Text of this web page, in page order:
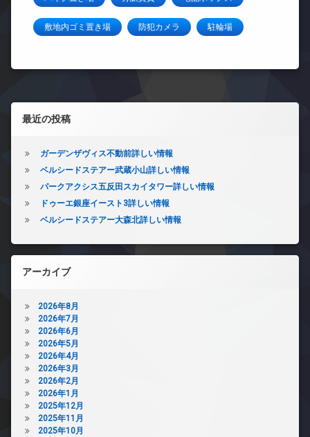
敷地内ゴミ置き場 防犯カメラ 駐輪場
左サイドバー
最近の投稿
ガーデンザヴィス不動前詳しい情報
ベルシードステアー武蔵小山詳しい情報
パークアクシス五反田スカイタワー詳しい情報
ドゥーエ銀座イースト3詳しい情報
ベルシードステアー大森北詳しい情報
アーカイブ
2026年8月
2026年7月
2026年6月
2026年5月
2026年4月
2026年3月
2026年2月
2026年1月
2025年12月
2025年11月
2025年10月